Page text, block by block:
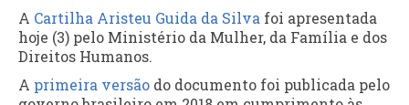
A Cartilha Aristeu Guida da Silva foi apresentada
hoje (3) pelo Ministério da Mulher, da Família e dos
Direitos Humanos.
A primeira versão do documento foi publicada pelo